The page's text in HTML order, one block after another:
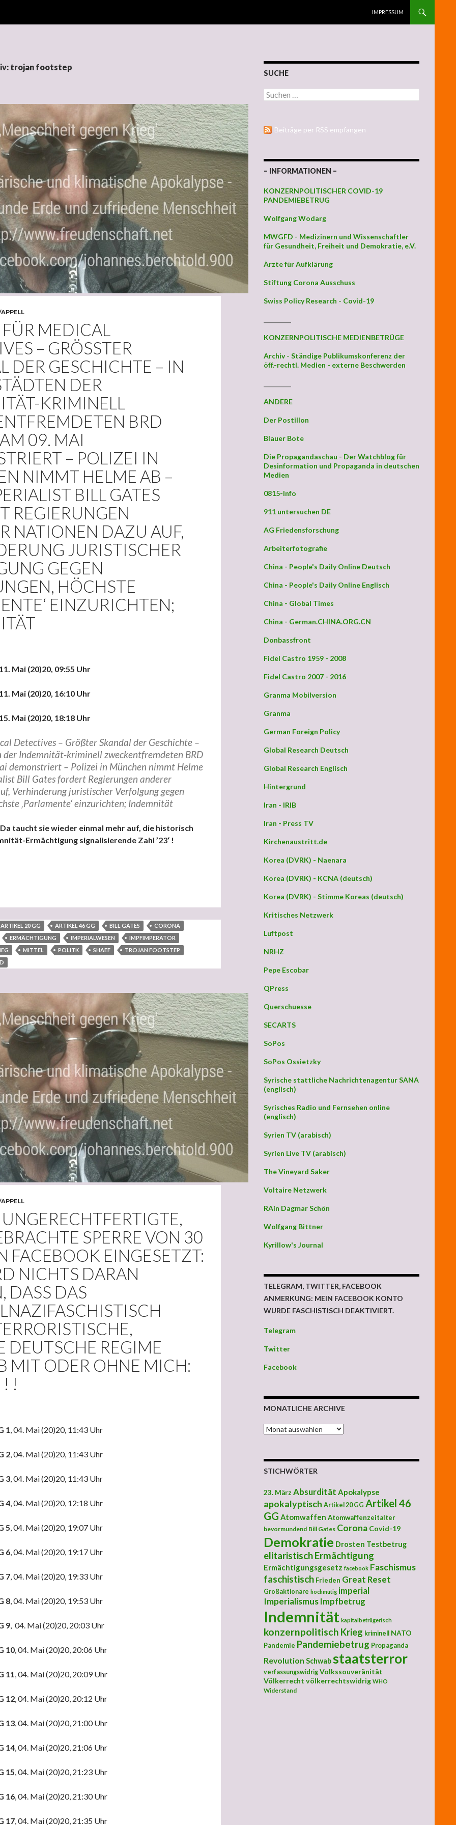
IMPRESSUM
trojan footstep
FÜR MEDICAL
– GRÖSSTER S
GESCHICHTE – IN V
DER I
KRIMINELL Z
BRD W
09. MAI D
– POLIZEI IN M
NIMMT HELME AB – I
BILL GATES F
A
DAZU AUF, V
JURISTISCHER V
GEGEN R
HÖCHSTE ‚
EINZURICHTEN; I
Mai (20)20, 09:55 Uhr
Mai (20)20, 16:10 Uhr
Mai (20)20, 18:18 Uhr
Detectives – Größter Skandal der Geschichte –
der Indemnität-kriminell zweckentfremdeten BRD
demonstriert – Polizei in München nimmt Helme
Bill Gates fordert Regierungen anderer
Verhinderung juristischer Verfolgung gegen
‚Parlamente‘ einzurichten; Indemnität
taucht sie wieder einmal mehr auf, die historisch
Ermächtigung signalisierende Zahl ’23‘ !
– Größter Skandal der Geschichte – In vielen Städten der Indemnität-kriminell zweckentfremdeten BRD wurde am
ARTIKEL 20 GG ARTIKEL 46 GG BILL GATES
CORONA
ERMÄCHTIGUNG IMPERIALWESEN
IMPFIMPERATOR
MITTEL POLITK SHAEF
TROJAN FOOTSTEP
SPERRE VON 30
FACEBOOK EINGESETZT:
NICHTS DARAN
DASS DAS
DEUTSCHE REGIME
MIT ODER OHNE MICH:
! !
1, 04. Mai (20)20, 11:43 Uhr
2, 04. Mai (20)20, 11:43 Uhr
3, 04. Mai (20)20, 11:43 Uhr
4, 04. Mai (20)20, 12:18 Uhr
5, 04. Mai (20)20, 19:07 Uhr
6, 04. Mai (20)20, 19:17 Uhr
7, 04. Mai (20)20, 19:33 Uhr
8, 04. Mai (20)20, 19:53 Uhr
9, 04. Mai (20)20, 20:03 Uhr
10, 04. Mai (20)20, 20:06 Uhr
11, 04. Mai (20)20, 20:09 Uhr
12, 04. Mai (20)20, 20:12 Uhr
13, 04. Mai (20)20, 21:00 Uhr
14, 04. Mai (20)20, 21:06 Uhr
15, 04. Mai (20)20, 21:23 Uhr
16, 04. Mai (20)20, 21:30 Uhr
17, 04. Mai (20)20, 21:35 Uhr
SUCHE
Suchen nach:
Beiträge per RSS empfangen
– INFORMATIONEN –
KONZERNPOLITISCHER COVID-19
PANDEMIEBETRUG
Wolfgang Wodarg
MWGFD - Medizinern und Wissenschaftler
für Gesundheit, Freiheit und Demokratie, e.V.
Ärzte für Aufklärung
Stiftung Corona Ausschuss
Swiss Policy Research - Covid-19
KONZERNPOLITISCHE MEDIENBETRÜGE
Archiv - Ständige Publikumskonferenz der
öff.-rechtl. Medien - externe Beschwerden
ANDERE
Der Postillon
Blauer Bote
Die Propagandaschau - Der Watchblog für
Desinformation und Propaganda in deutschen
Medien
0815-Info
911 untersuchen DE
AG Friedensforschung
Arbeiterfotografie
China - People's Daily Online Deutsch
China - People's Daily Online Englisch
China - Global Times
China - German.CHINA.ORG.CN
Donbassfront
Fidel Castro 1959 - 2008
Fidel Castro 2007 - 2016
Granma Mobilversion
Granma
German Foreign Policy
Global Research Deutsch
Global Research Englisch
Hintergrund
Iran - IRIB
Iran - Press TV
Kirchenaustritt.de
Korea (DVRK) - Naenara
Korea (DVRK) - KCNA (deutsch)
Korea (DVRK) - Stimme Koreas (deutsch)
Kritisches Netzwerk
Luftpost
NRHZ
Pepe Escobar
QPress
Querschuesse
SECARTS
SoPos
SoPos Ossietzky
Syrische stattliche Nachrichtenagentur SANA
(englisch)
Syrisches Radio und Fernsehen online
(englisch)
Syrien TV (arabisch)
Syrien Live TV (arabisch)
The Vineyard Saker
Voltaire Netzwerk
RAin Dagmar Schön
Wolfgang Bittner
Kyrillow's Journal
TELEGRAM, TWITTER, FACEBOOK
ANMERKUNG: MEIN FACEBOOK KONTO
WURDE FASCHISTISCH DEAKTIVIERT.
Telegram
Twitter
Facebook
MONATLICHE ARCHIVE
MONATLICHE ARCHIVE
STICHWÖRTER
23. März Absurdität Apokalypse
apokalyptisch Artikel 20 GG Artikel 46
GG Atomwaffen Atomwaffenzeitalter
bevormundend Bill Gates Corona Covid-19
Demokratie Drosten Testbetrug
elitaristischErmächtigung
Ermächtigungsgesetz facebook Faschismus
faschistisch Frieden Great Reset
Großaktionäre hochmütig imperial
Imperialismus Impfbetrug
Indemnität kapitalbetrügerisch
konzernpolitisch Krieg kriminell
NATO
Pandemie Pandemiebetrug Propaganda
Revolution Schwabstaatsterror
verfassungswidrig Volkssouveränität
Völkerrecht völkerrechtswidrig WHO
Widerstand